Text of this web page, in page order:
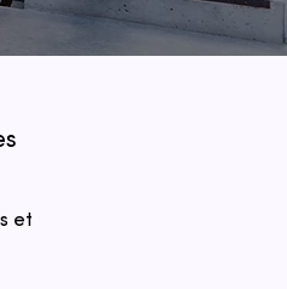
et